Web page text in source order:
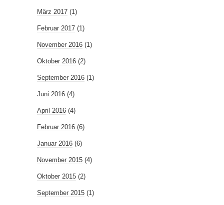
März 2017 (1)
Februar 2017 (1)
November 2016 (1)
Oktober 2016 (2)
September 2016 (1)
Juni 2016 (4)
April 2016 (4)
Februar 2016 (6)
Januar 2016 (6)
November 2015 (4)
Oktober 2015 (2)
September 2015 (1)